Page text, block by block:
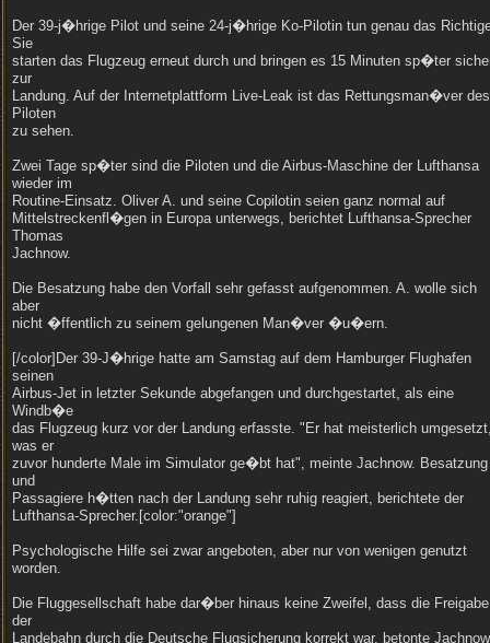
Der 39-j�hrige Pilot und seine 24-j�hrige Ko-Pilotin tun genau das
Sie
starten das Flugzeug erneut durch und bringen es 15 Minuten sp�ter
zur
Landung. Auf der Internetplattform Live-Leak ist das Rettungsman�ver des
Piloten
zu sehen.
Zwei Tage sp�ter sind die Piloten und die Airbus-Maschine der Lufthansa
wieder im
Routine-Einsatz. Oliver A. und seine Copilotin seien ganz normal auf
Mittelstreckenfl�gen in Europa unterwegs, berichtet Lufthansa-Sprecher
Thomas
Jachnow.
Die Besatzung habe den Vorfall sehr gefasst aufgenommen. A. wolle sich
aber
nicht �ffentlich zu seinem gelungenen Man�ver �u�ern.
[/color]Der 39-J�hrige hatte am Samstag auf dem Hamburger Flughafen
seinen
Airbus-Jet in letzter Sekunde abgefangen und durchgestartet, als eine
Windb�e
das Flugzeug kurz vor der Landung erfasste. "Er hat meisterlich
was er
zuvor hunderte Male im Simulator ge�bt hat", meinte Jachnow. Besatzung
und
Passagiere h�tten nach der Landung sehr ruhig reagiert, berichtete der
Lufthansa-Sprecher.[color:"orange"]
Psychologische Hilfe sei zwar angeboten, aber nur von wenigen genutzt
worden.
Die Fluggesellschaft habe dar�ber hinaus keine Zweifel, dass die Freigabe
der
Landebahn durch die Deutsche Flugsicherung korrekt war, betonte